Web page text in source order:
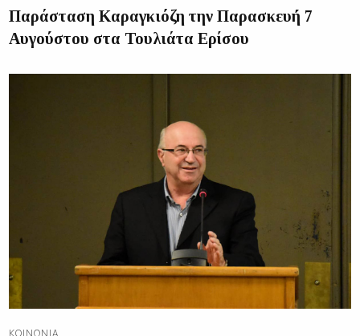
Παράσταση Καραγκιόζη την Παρασκευή 7
Αυγούστου στα Τουλιάτα Ερίσου